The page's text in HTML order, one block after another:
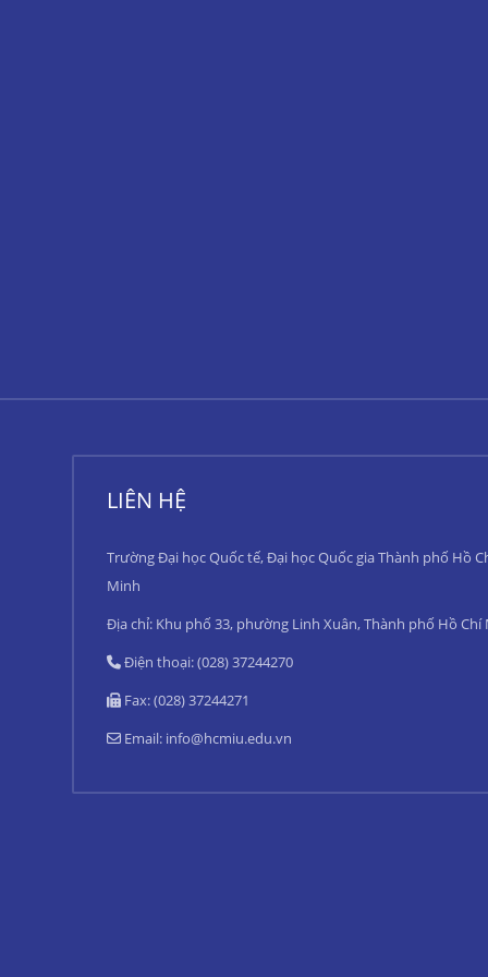
LIÊN HỆ
Trường Đại học Quốc tế, Đại học Quốc gia Thành phố Hồ
Minh
Địa chỉ: Khu phố 33, phường Linh Xuân, Thành phố Hồ Chí
Điện thoại: (028) 37244270
Fax: (028) 37244271
Email: info@hcmiu.edu.vn